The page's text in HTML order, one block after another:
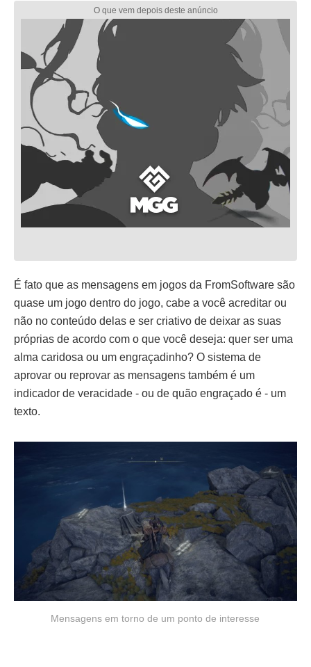
É fato que as mensagens em jogos da FromSoftware são
quase um jogo dentro do jogo, cabe a você acreditar ou
não no conteúdo delas e ser criativo de deixar as suas
próprias de acordo com o que você deseja: quer ser uma
alma caridosa ou um engraçadinho? O sistema de
aprovar ou reprovar as mensagens também é um
indicador de veracidade - ou de quão engraçado é - um
texto.
Mensagens em torno de um ponto de interesse